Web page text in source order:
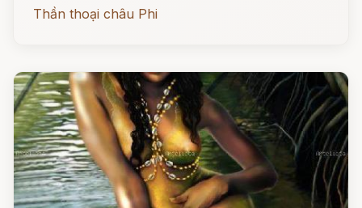
Thần thoại châu Phi